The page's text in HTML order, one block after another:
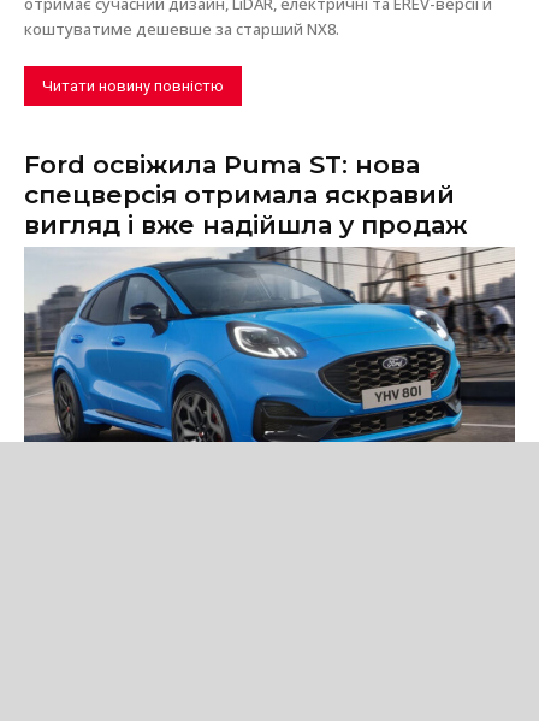
коштуватиме дешевше за старший NX8.
Читати новину повністю
Ford освіжила Puma ST: нова
спецверсія отримала яскравий
вигляд і вже надійшла у продаж